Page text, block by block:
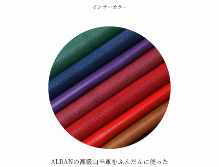
インナーカラー
ALRANの高級山羊革をふんだんに使った